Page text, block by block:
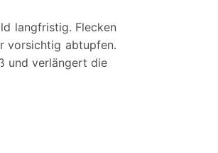
langfristig. Flecken
vorsichtig abtupfen.
und verlängert die